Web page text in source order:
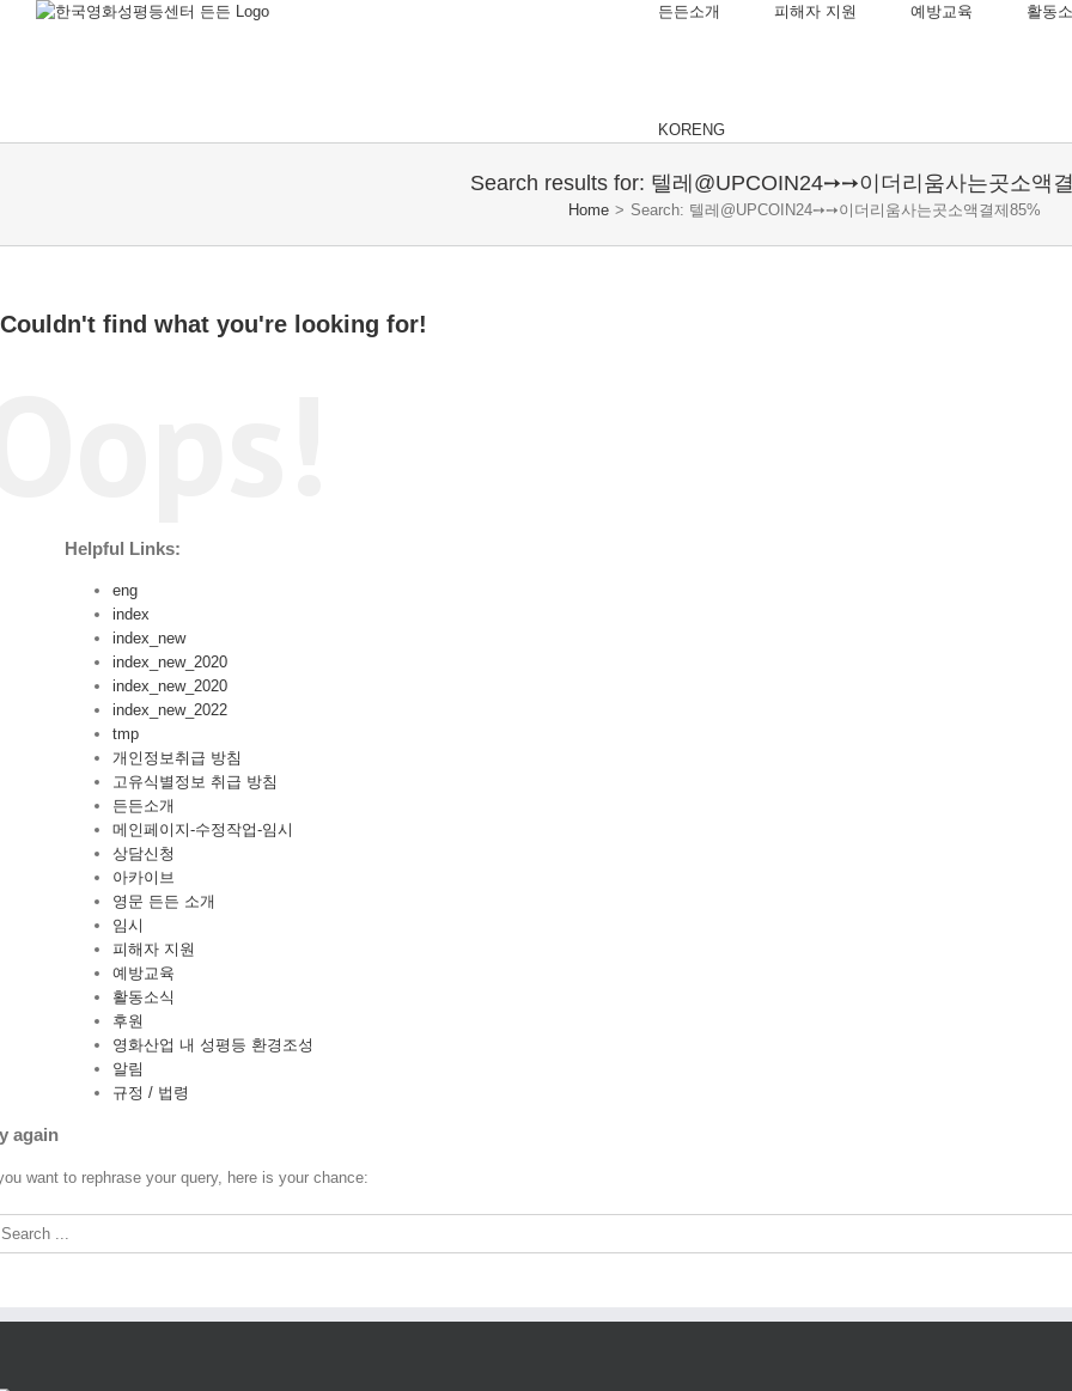
든든소개 피해자 지원 예방교육 활동
KORENG
Search results for: 텔레@UPCOIN24➙➙이더리움사는곳소액
Home > Search: 텔레@UPCOIN24➙➙이더리움사는곳소액결제85%
Couldn't find what you're looking for!
Helpful Links:
eng
index
index_new
index_new_2020
index_new_2020
index_new_2022
tmp
개인정보취급 방침
고유식별정보 취급 방침
든든소개
메인페이지-수정작업-임시
상담신청
아카이브
영문 든든 소개
임시
피해자 지원
예방교육
활동소식
후원
영화산업 내 성평등 환경조성
알림
규정 / 법령
again
want to rephrase your query, here is your chance: